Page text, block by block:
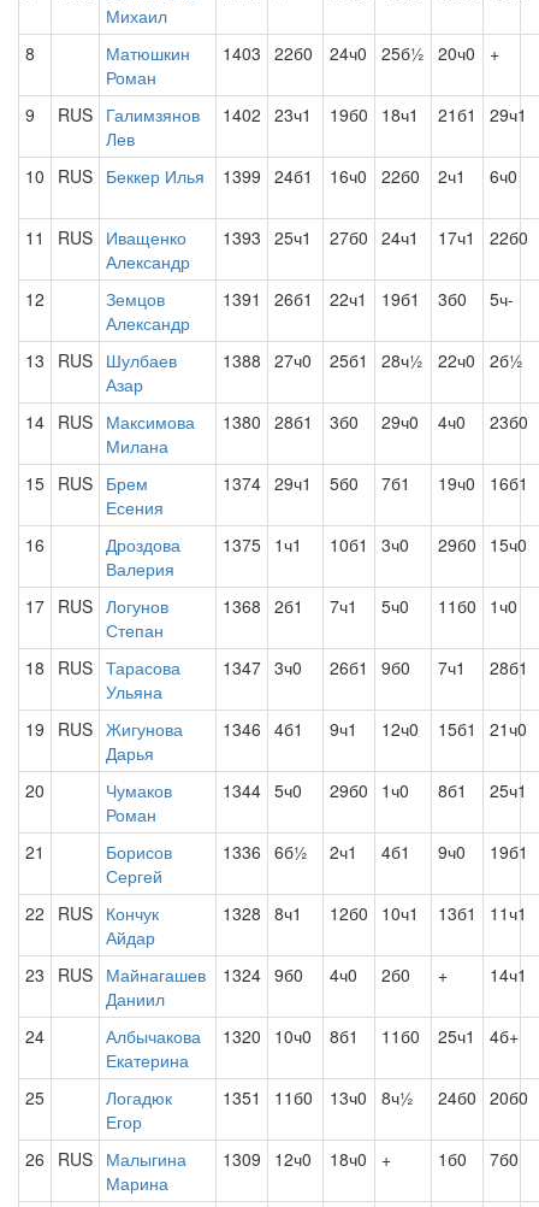
Михаил
8
Матюшкин
Роман
1403 22б0 24ч0 25б½ 20ч0 +
9 RUS Галимзянов
Лев
1402 23ч1 19б0 18ч1 21б1 29ч1
10 RUS Беккер Илья 1399 24б1 16ч0 22б0 2ч1 6ч0
11 RUS Иващенко
Александр
1393 25ч1 27б0 24ч1 17ч1 22б0
12
Земцов
Александр
1391 26б1 22ч1 19б1 3б0 5ч-
13 RUS Шулбаев
Азар
1388 27ч0 25б1 28ч½ 22ч0 2б½
14 RUS Максимова
Милана
1380 28б1 3б0 29ч0 4ч0 23б0
15 RUS Брем
Есения
1374 29ч1 5б0 7б1 19ч0 16б1
16
Дроздова
Валерия
1375 1ч1 10б1 3ч0 29б0 15ч0
17 RUS Логунов
Степан
1368 2б1 7ч1 5ч0 11б0 1ч0
18 RUS Тарасова
Ульяна
1347 3ч0 26б1 9б0 7ч1 28б1
19 RUS Жигунова
Дарья
1346 4б1 9ч1 12ч0 15б1 21ч0
20
Чумаков
Роман
1344 5ч0 29б0 1ч0 8б1 25ч1
21
Борисов
Сергей
1336 6б½ 2ч1 4б1 9ч0 19б1
22 RUS Кончук
Айдар
1328 8ч1 12б0 10ч1 13б1 11ч1
23 RUS Майнагашев
Даниил
1324 9б0 4ч0 2б0 + 14ч1
24
Албычакова
Екатерина
1320 10ч0 8б1 11б0 25ч1 4б+
25
Логадюк
Егор
1351 11б0 13ч0 8ч½ 24б0 20б0
26 RUS Малыгина
Марина
1309 12ч0 18ч0 + 1б0 7б0